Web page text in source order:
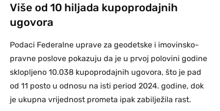
Više od 10 hiljada kupoprodajnih
ugovora
Podaci Federalne uprave za geodetske i imovinsko-
pravne poslove pokazuju da je u prvoj polovini godine
sklopljeno 10.038 kupoprodajnih ugovora, što je pad
od 11 posto u odnosu na isti period 2024. godine, dok
je ukupna vrijednost prometa ipak zabilježila rast.